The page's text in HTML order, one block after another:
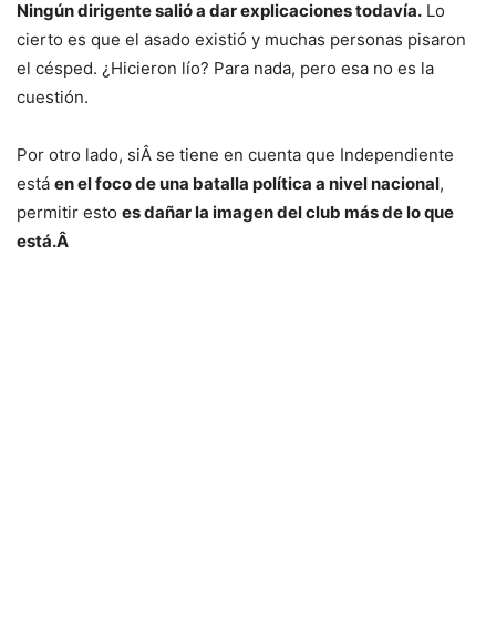
Ningún dirigente salió a dar explicaciones todavía. Lo
cierto es que el asado existió y muchas personas pisaron
el césped. ¿Hicieron lío? Para nada, pero esa no es la
cuestión.
Por otro lado, siÂ se tiene en cuenta que Independiente
está en el foco de una batalla política a nivel nacional,
permitir esto es dañar la imagen del club más de lo que
está.Â